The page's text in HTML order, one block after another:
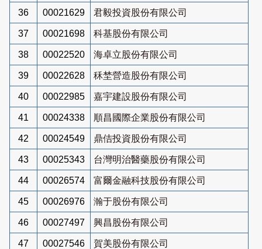
36 00021629 君毅投資股份有限公司
37 00021698 科基股份有限公司
38 00022520 海卓立股份有限公司
39 00022628 秝埜營造股份有限公司
40 00022985 嘉宇建設股份有限公司
41 00024338 順昌國際企業股份有限公司
42 00024549 鼎佶投資股份有限公司
43 00025343 台灣明治醫藥股份有限公司
44 00026574 富爾金融科技股份有限公司
45 00026976 瀚于股份有限公司
46 00027497 興昌股份有限公司
47 00027546 賀美股份有限公司